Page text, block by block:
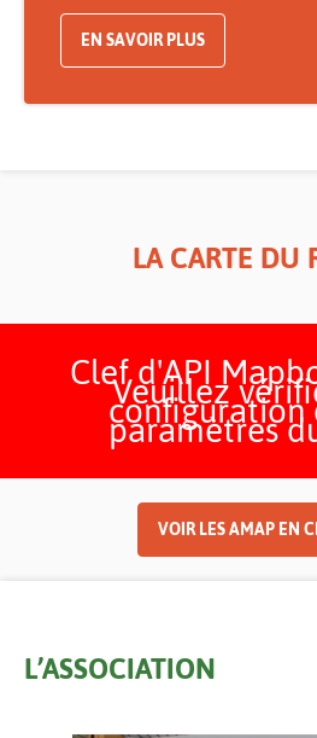
EN SAVOIR PLUS
LA CARTE DU
Clef d'API
Veuillez
configuration
paramètres
VOIR LES AMAP EN
L’ASSOCIATION